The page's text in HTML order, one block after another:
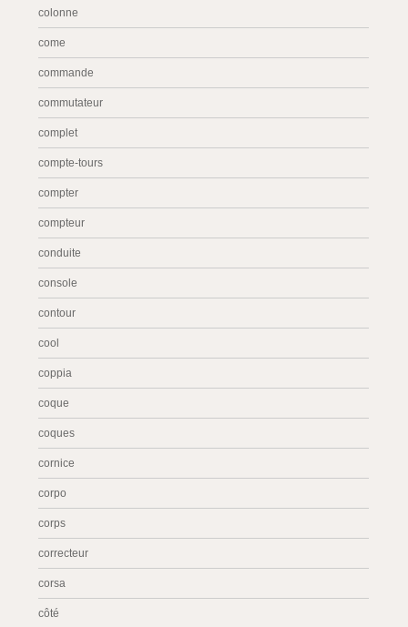
colonne
come
commande
commutateur
complet
compte-tours
compter
compteur
conduite
console
contour
cool
coppia
coque
coques
cornice
corpo
corps
correcteur
corsa
côté